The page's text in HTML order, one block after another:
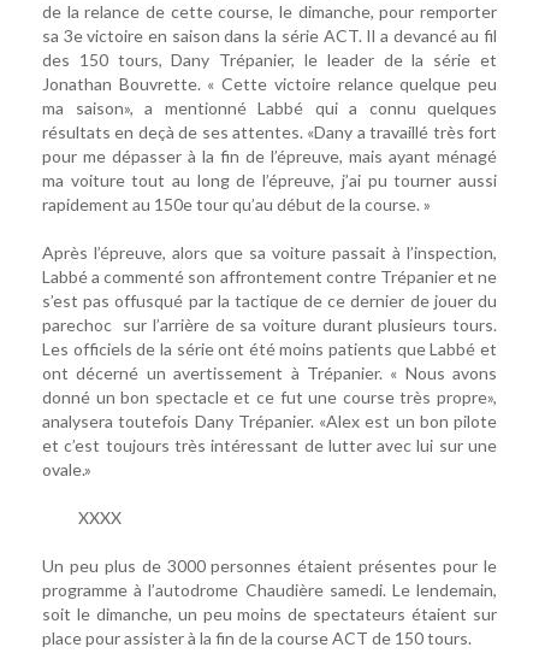
de la relance de cette course, le dimanche, pour remporter
sa 3e victoire en saison dans la série ACT. Il a devancé au fil
des 150 tours, Dany Trépanier, le leader de la série et
Jonathan Bouvrette. « Cette victoire relance quelque peu
ma saison», a mentionné Labbé qui a connu quelques
résultats en deçà de ses attentes. «Dany a travaillé très fort
pour me dépasser à la fin de l’épreuve, mais ayant ménagé
ma voiture tout au long de l’épreuve, j’ai pu tourner aussi
rapidement au 150e tour qu’au début de la course. »
Après l’épreuve, alors que sa voiture passait à l’inspection,
Labbé a commenté son affrontement contre Trépanier et ne
s’est pas offusqué par la tactique de ce dernier de jouer du
parechoc sur l’arrière de sa voiture durant plusieurs tours.
Les officiels de la série ont été moins patients que Labbé et
ont décerné un avertissement à Trépanier. « Nous avons
donné un bon spectacle et ce fut une course très propre»,
analysera toutefois Dany Trépanier. «Alex est un bon pilote
et c’est toujours très intéressant de lutter avec lui sur une
ovale.»
XXXX
Un peu plus de 3000 personnes étaient présentes pour le
programme à l’autodrome Chaudière samedi. Le lendemain,
soit le dimanche, un peu moins de spectateurs étaient sur
place pour assister à la fin de la course ACT de 150 tours.